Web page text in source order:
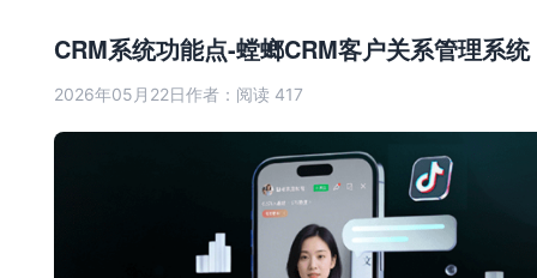
CRM系统功能点-螳螂CRM客户关系管理系统
2026年05月22日作者： 阅读 417